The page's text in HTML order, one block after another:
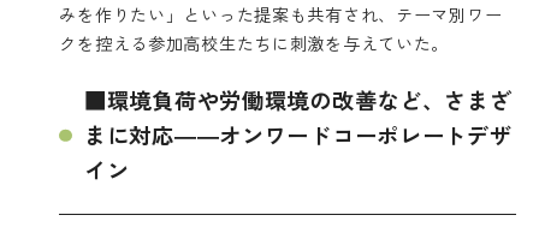
みを作りたい」といった提案も共有され、テーマ別ワー
クを控える参加高校生たちに刺激を与えていた。
■環境負荷や労働環境の改善など、さまざ
まに対応――オンワードコーポレートデザ
イン